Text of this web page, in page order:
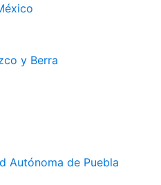
y Berra
Autónoma de Puebla